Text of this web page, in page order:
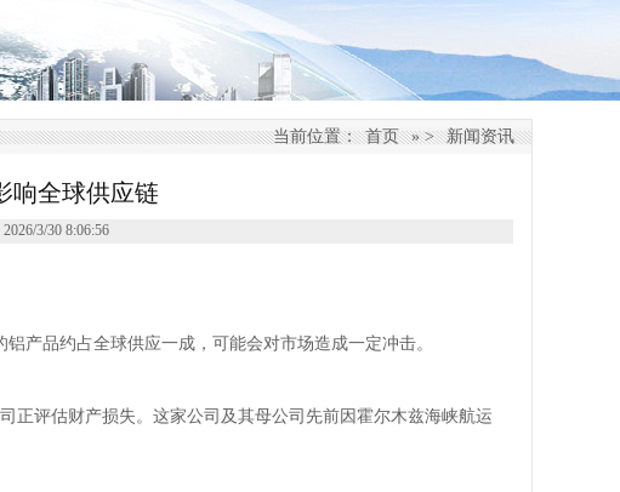
当前位置： 首页 » > 新闻资讯
响全球供应链
3/30 8:06:56
产品约占全球供应一成，可能会对市场造成一定冲击。
正评估财产损失。这家公司及其母公司先前因霍尔木兹海峡航运